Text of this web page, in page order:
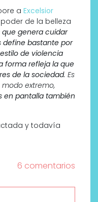
a Excelsior
de la belleza
que genera cuidar
bastante por
de violencia
forma refleja la que
de la sociedad. Es
extremo,
en pantalla también
y todavía
6 comentarios